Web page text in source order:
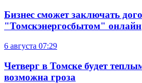
Бизнес сможет заключать
"Томскэнергосбытом" онлайн
6 августа 07:29
Четверг в Томске будет
возможна гроза